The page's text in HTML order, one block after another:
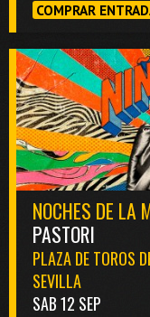
COMPRAR
NOCHES DE LA
PASTORI
PLAZA DE TOROS
SEVILLA
SAB 12 SEP